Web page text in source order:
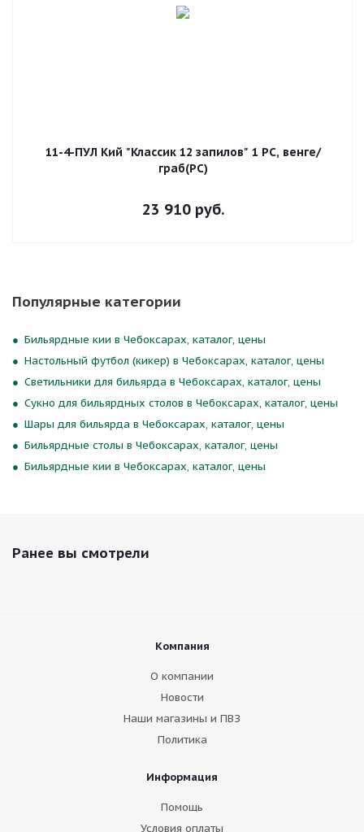
11-4-ПУЛ Кий "Классик 12 запилов" 1 РС, венге/
граб(РС)
23 910руб.
Популярные категории
Бильярдные кии в Чебоксарах, каталог, цены
Настольный футбол (кикер) в Чебоксарах, каталог, цены
Светильники для бильярда в Чебоксарах, каталог, цены
Сукно для бильярдных столов в Чебоксарах, каталог, цены
Шары для бильярда в Чебоксарах, каталог, цены
Бильярдные столы в Чебоксарах, каталог, цены
Бильярдные кии в Чебоксарах, каталог, цены
Ранее вы смотрели
Компания
О компании
Новости
Наши магазины и ПВЗ
Политика
Информация
Помощь
Условия оплаты